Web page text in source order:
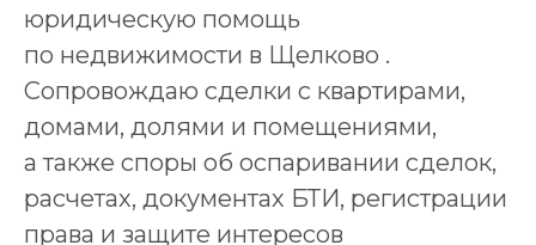
юридическую помощь
по недвижимости в Щелково .
Сопровождаю сделки с квартирами,
домами, долями и помещениями,
а также споры об оспаривании сделок,
расчетах, документах БТИ, регистрации
права и защите интересов